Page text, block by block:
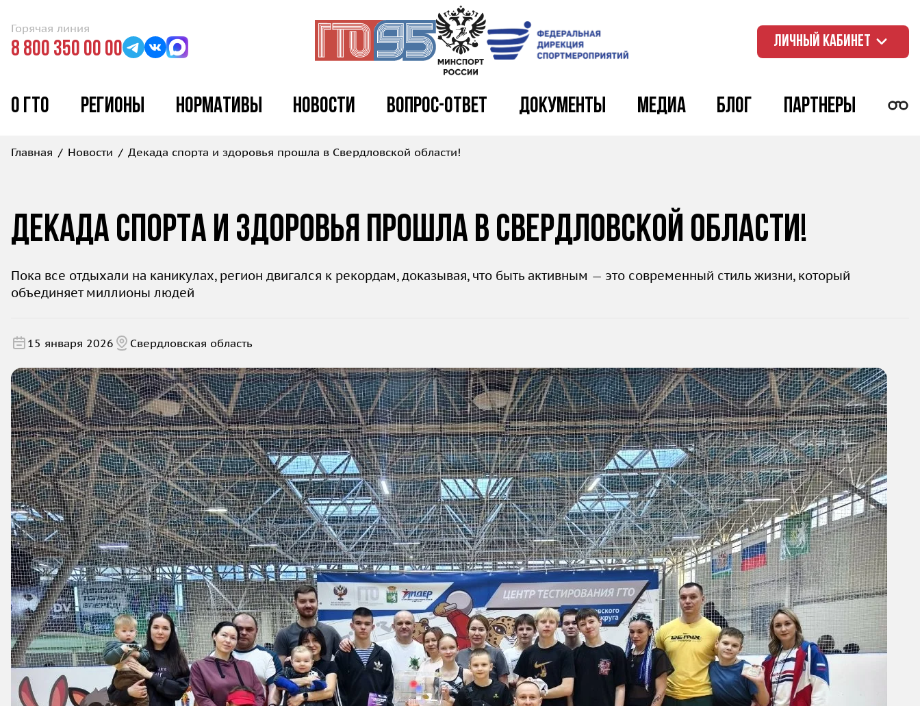
Горячая линия
8 800 350 00 00 ЛИЧНЫЙ КАБИНЕТ
О ГТО Регионы Нормативы Новости Вопрос-ответ Документы Медиа Блог Партнеры
Главная Новости Декада спорта и здоровья прошла в Свердловской области!
Декада спорта и здоровья прошла в Свердловской области!
Пока все отдыхали на каникулах, регион двигался к рекордам, доказывая, что быть активным — это современный стиль жизни, который
объединяет миллионы людей
15 января 2026 Свердловская область